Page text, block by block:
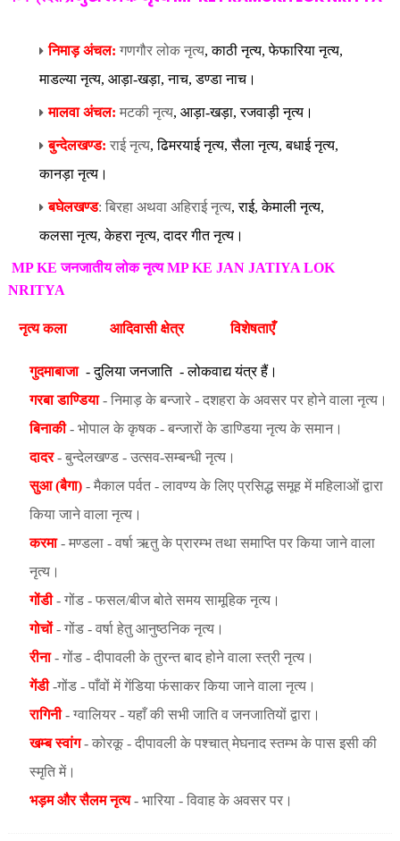
निमाड़ अंचल: गणगौर लोक नृत्य,काठी नृत्य,फेफारिया नृत्य,
माडल्या नृत्य, आड़ा-खड़ा,नाच,डण्डा नाच।
मालवा अंचल: मटकी नृत्य, आड़ा-खड़ा,रजवाड़ी नृत्य।
बुन्देलखण्ड: राई नृत्य,ढिमरयाई नृत्य,सैला नृत्य,बधाई नृत्य,
कानड़ा नृत्य।
बघेलखण्ड: बिरहा अथवा अहिराई नृत्य,राई,केमाली नृत्य,
कलसा नृत्य,केहरा नृत्य,दादर गीत नृत्य।
MP KE जनजातीय लोक नृत्यMP KE JAN JATIYA LOK
NRITYA
नृत्य कला आदिवासी क्षेत्र विशेषताएँ
गुदमाबाजा-दुलिया जनजाति-लोकवाद्य यंत्र हैं।
गरबा डाण्डिया- निमाड़ के बन्जारे - दशहरा के अवसर पर होने वाला नृत्य।
बिनाकी- भोपाल के कृषक - बन्जारों के डाण्डिया नृत्य के समान।
दादर- बुन्देलखण्ड - उत्सव-सम्बन्धी नृत्य।
सुआ (बैगा)- मैकाल पर्वत - लावण्य के लिए प्रसिद्ध समूह में महिलाओं द्वारा
किया जाने वाला नृत्य।
करमा- मण्डला - वर्षा ऋतु के प्रारम्भ तथा समाप्ति पर किया जाने वाला
नृत्य।
गोंडी- गोंड - फसल/बीज बोते समय सामूहिक नृत्य।
गोचों- गोंड - वर्षा हेतु आनुष्ठनिक नृत्य।
रीना- गोंड - दीपावली के तुरन्त बाद होने वाला स्त्री नृत्य।
गेंडी-गोंड - पाँवों में गेंडिया फंसाकर किया जाने वाला नृत्य।
रागिनी- ग्वालियर - यहाँ की सभी जाति व जनजातियों द्वारा।
खम्ब स्वांग- कोरकू - दीपावली के पश्चात् मेघनाद स्तम्भ के पास इसी की
स्मृति में।
भड़म और सैलम नृत्य- भारिया - विवाह के अवसर पर।